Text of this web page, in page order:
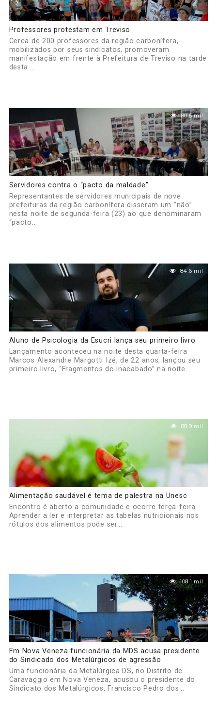
Professores protestam em Treviso
Cerca de 200 professores da região carbonífera,
mobilizados por seus sindicatos, promoveram
manifestação em frente à Prefeitura de Treviso na tarde
desta...
80.6 mil
Servidores contra o “pacto da maldade”
Representantes de servidores municipais de nove
prefeituras da região carbonífera disseram um “não”
nesta noite de segunda-feira (23) ao que denominaram
“pacto...
84.6 mil
Aluno de Psicologia da Esucri lança seu primeiro livro
Lançamento aconteceu na noite desta quarta-feira
Marcos Alexandre Margotti Izé, de 22 anos, lançou seu
primeiro livro, “Fragmentos do inacabado” na noite...
88.9 mil
Alimentação saudável é tema de palestra na Unesc
Encontro é aberto a comunidade e ocorre terça-feira.
Aprender a ler e interpretar as tabelas nutricionais nos
rótulos dos alimentos pode ser...
108.1 mil
Em Nova Veneza funcionária da MDS acusa presidente
do Sindicado dos Metalúrgicos de agressão
Uma funcionária da Metalúrgica DS, no Distrito de
Caravaggio em Nova Veneza, acusou o presidente do
Sindicato dos Metalúrgicos, Francisco Pedro dos...